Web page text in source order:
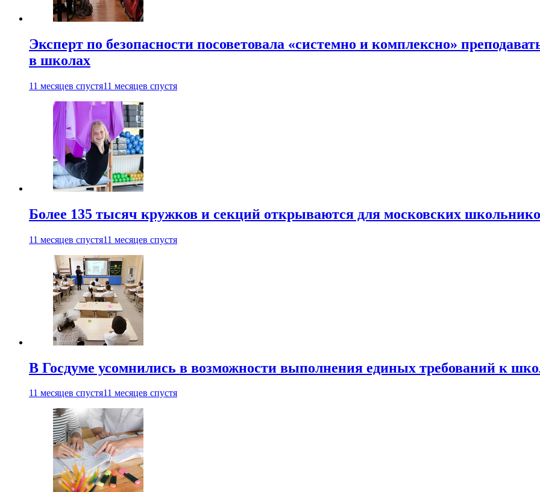
Эксперт по безопасности посоветовала «системно и комплексно»
в школах
11 месяцев спустя11 месяцев спустя
Более 135 тысяч кружков и секций открываются для московских
11 месяцев спустя11 месяцев спустя
В Госдуме усомнились в возможности выполнения единых требований к
11 месяцев спустя11 месяцев спустя